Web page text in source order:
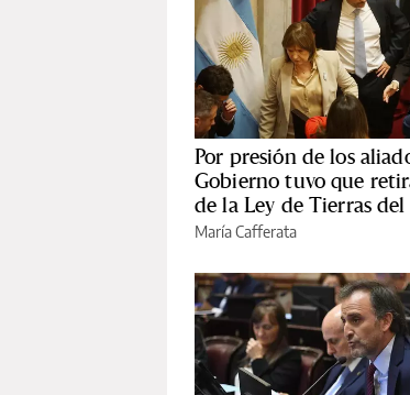
Por presión de los
Gobierno tuvo que
de la Ley de Tierras del
María Cafferata